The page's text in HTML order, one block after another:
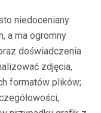
niedoceniany
a ma ogromny
doświadczenia
zdjęcia,
formatów plików;